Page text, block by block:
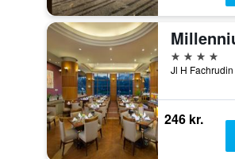
4 stjerner
246 kr.